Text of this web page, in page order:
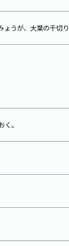
ょうが、大葉の千切り
。